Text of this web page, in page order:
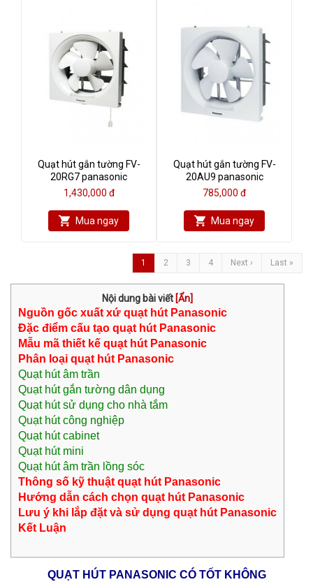
Quạt hút gắn tường FV-
20RG7 panasonic
1,430,000 đ
Mua ngay
Quạt hút gắn tường FV-
20AU9 panasonic
785,000 đ
Mua ngay
1 2 3 4 Next › Last »
Nội dung bài viết [Ẩn]
Nguồn gốc xuất xứ quạt hút Panasonic
Đặc điểm cấu tạo quạt hút Panasonic
Mẫu mã thiết kế quạt hút Panasonic
Phân loại quạt hút Panasonic
Quạt hút âm trần
Quạt hút gắn tường dân dụng
Quạt hút sử dụng cho nhà tắm
Quạt hút công nghiệp
Quạt hút cabinet
Quạt hút mini
Quạt hút âm trần lồng sóc
Thông số kỹ thuật quạt hút Panasonic
Hướng dẫn cách chọn quạt hút Panasonic
Lưu ý khi lắp đặt và sử dụng quạt hút Panasonic
Kết Luận
QUẠT HÚT PANASONIC CÓ TỐT KHÔNG